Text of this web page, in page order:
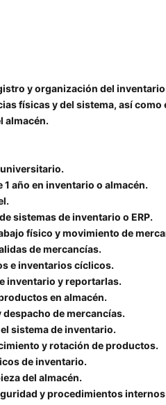
y organización del
físicas y del sistema, así
almacén.
1 año en inventario o almacén.
sistemas de inventario o ERP.
físico y movimiento de
de mercancías.
e inventarios cíclicos.
inventario y reportarlas.
en almacén.
despacho de mercancías.
sistema de inventario.
y rotación de productos.
de inventario.
del almacén.
y procedimientos